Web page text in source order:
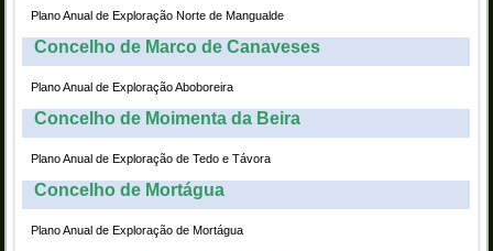
Plano Anual de Exploração Norte de Mangualde
Concelho de Marco de Canaveses
Plano Anual de Exploração Aboboreira
Concelho de Moimenta da Beira
Plano Anual de Exploração de Tedo e Távora
Concelho de Mortágua
Plano Anual de Exploração de Mortágua